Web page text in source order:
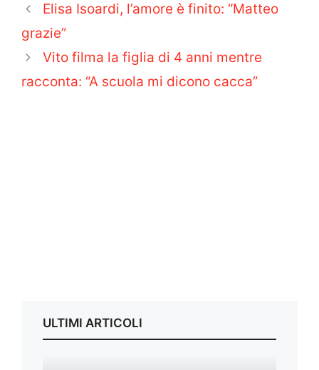
Elisa Isoardi, l’amore è finito: “Matteo
grazie”
Vito filma la figlia di 4 anni mentre
racconta: “A scuola mi dicono cacca”
ULTIMI ARTICOLI